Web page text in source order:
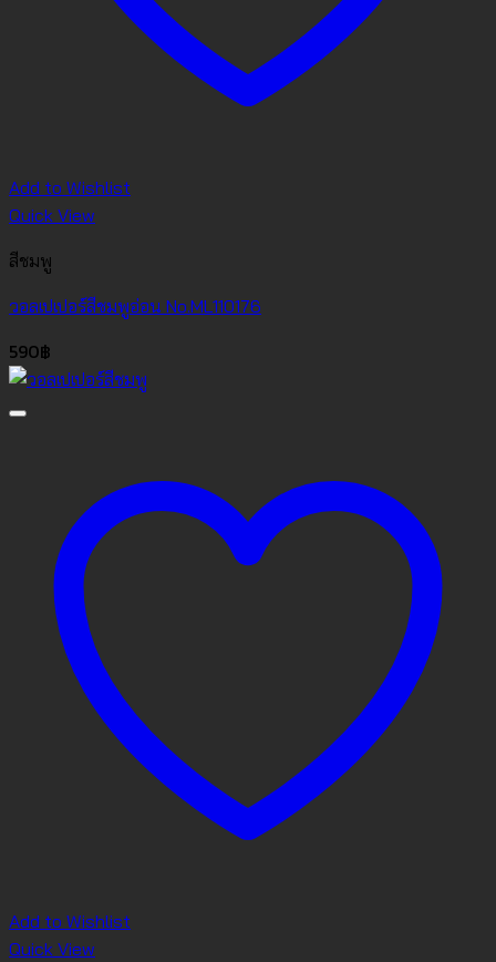
Add to Wishlist
Quick View
สีชมพู
วอลเปเปอร์สีชมพูอ่อน No.ML110176
590฿
Add to Wishlist
Quick View